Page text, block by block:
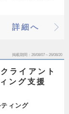
詳細へ
掲載期間 26/08/07～26/08/20
ライアント
ング支援
ィング